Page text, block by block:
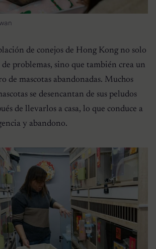
de conejos de Hong Kong no solo
problemas, sino que también crea un
de mascotas abandonadas. Muchos
se desencantan de sus peludos
de llevarlos a casa, lo que conduce a
y abandono.